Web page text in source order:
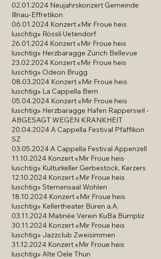
02.01.2024 Neujahrskonzert Gemeinde
Illnau-Effretikon
06.01.2024 Konzert «Mir Froue heis
luschtig» Rössli Uetendorf
26.01.2024 Konzert «Mir Froue heis
luschtig» Herzbaragge Zürich Bellevue
23.02.2024 Konzert «Mir Froue heis
luschtig» Odeon Brugg
08.03.2024 Konzert «Mir Froue heis
luschtig» La Cappella Bern
05.04.2024 Konzert «Mir Froue heis
luschtig» Herzbaragge Hafen Rapperswil -
ABGESAGT WEGEN KRANKHEIT
20.04.2024A Cappella Festival Pfäffikon
SZ
03.05.2024A Cappella Festival Appenzell
11.10.2024 Konzert «Mir Froue heis
luschtig» Kulturkeller Gerbestock, Kerzers
12.10.2024 Konzert «Mir Froue heis
luschtig» Sternensaal Wohlen
18.10.2024 Konzert «Mir Froue heis
luschtig» Kellertheater Büren a.A.
03.11.2024 Matinée Verein KuBa Bümpliz
30.11.2024 Konzert «Mir Froue heis
luschtig» Jazzclub Zweisimmen
31.12.2024 Konzert «Mir Froue heis
luschtig» Alte Oele Thun